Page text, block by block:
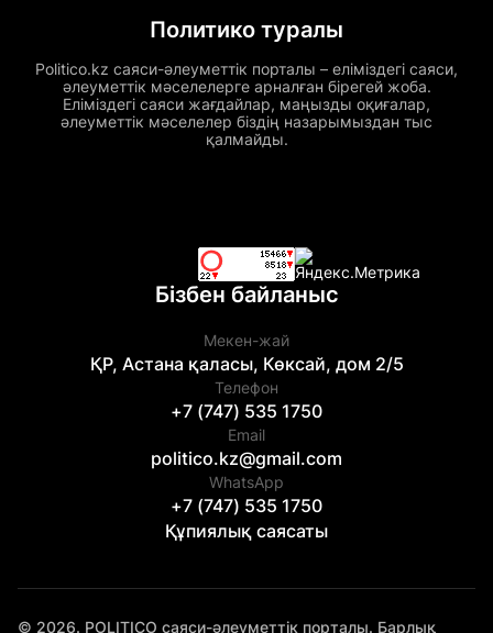
Политико туралы
Politico.kz саяси-әлеуметтік порталы – еліміздегі саяси,
әлеуметтік мәселелерге арналған бірегей жоба.
Еліміздегі саяси жағдайлар, маңызды оқиғалар,
әлеуметтік мәселелер біздің назарымыздан тыс
қалмайды.
Бізбен байланыс
Мекен-жай
ҚР, Астана қаласы, Көксай, дом 2/5
Телефон
+7 (747) 535 1750
Email
politico.kz@gmail.com
WhatsApp
+7 (747) 535 1750
Құпиялық саясаты
© 2026. POLITICO саяси-әлеуметтік порталы. Барлық